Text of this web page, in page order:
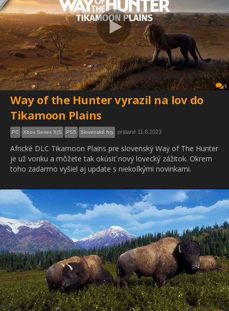
1
Way of the Hunter vyrazil na lov do
Tikamoon Plains
PC Xbox Series X|S PS5 Slovenské hry pridané 11.8.2023
Africké DLC Tikamoon Plains pre slovenský Way of The Hunter
je už vonku a môžete tak okúsiť nový lovecký zážitok. Okrem
toho zadarmo vyšiel aj update s niekoľkými novinkami.